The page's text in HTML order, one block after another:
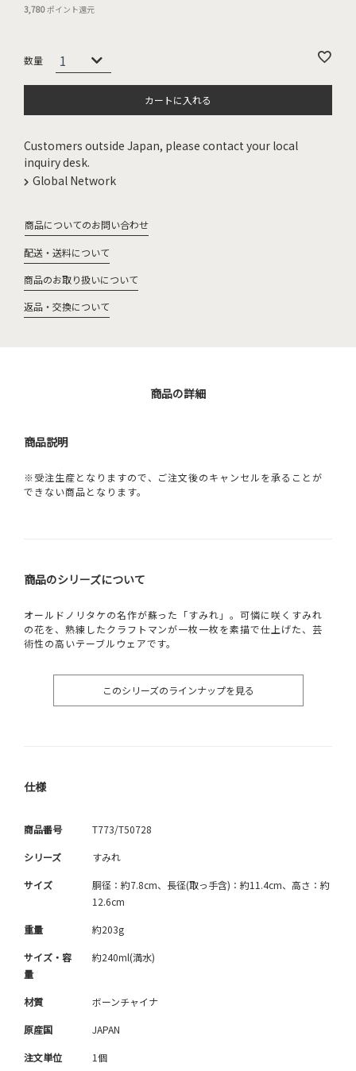
3,780ポイント還元
カートに入れる
Customers outside Japan, please contact your local
inquiry desk.
Global Network
商品についてのお問い合わせ
配送・送料について
商品のお取り扱いについて
返品・交換について
商品の詳細
商品説明
※受注生産となりますので、ご注文後のキャンセルを承ることが
できない商品となります。
商品のシリーズについて
オールドノリタケの名作が蘇った「すみれ」。可憐に咲くすみれ
の花を、熟練したクラフトマンが一枚一枚を素描で仕上げた、芸
術性の高いテーブルウェアです。
このシリーズのラインナップを見る
仕様
商品番号 T773/T50728
シリーズ すみれ
サイズ
胴径：約7.8cm、長径(取っ手含)：約11.4cm、高さ：約
12.6cm
重量 約203g
サイズ・容
量
約240ml(満水)
材質 ボーンチャイナ
原産国 JAPAN
注文単位 1個